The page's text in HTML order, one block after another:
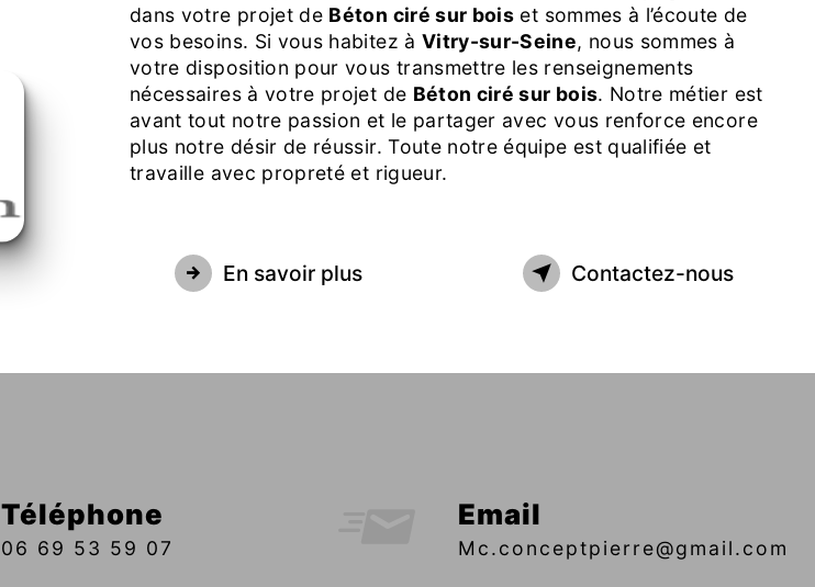
dans votre projet de Béton ciré sur bois et sommes à l’écoute de
vos besoins. Si vous habitez à Vitry-sur-Seine, nous sommes à
votre disposition pour vous transmettre les renseignements
nécessaires à votre projet de Béton ciré sur bois. Notre métier est
avant tout notre passion et le partager avec vous renforce encore
plus notre désir de réussir. Toute notre équipe est qualifiée et
travaille avec propreté et rigueur.
En savoir plus Contactez-nous
Téléphone
06 69 53 59 07
Email
mc.conceptpierre@gmail.com